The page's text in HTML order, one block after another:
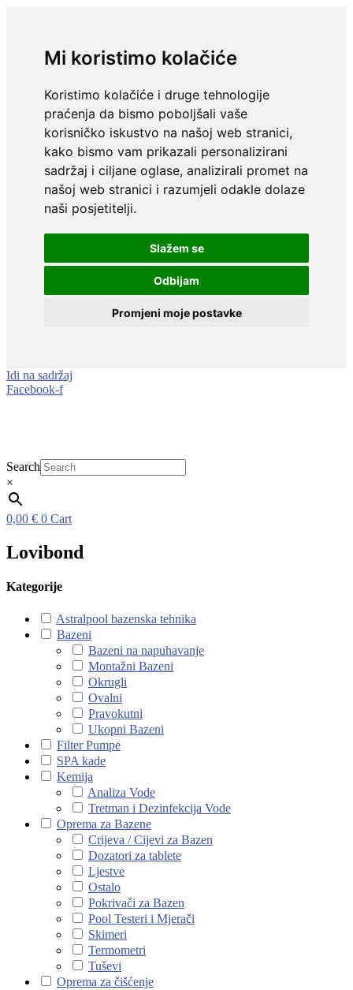
Mi koristimo kolačiće
Koristimo kolačiće i druge tehnologije
praćenja da bismo poboljšali vaše
korisničko iskustvo na našoj web stranici,
kako bismo vam prikazali personalizirani
sadržaj i ciljane oglase, analizirali promet na
našoj web stranici i razumjeli odakle dolaze
naši posjetitelji.
Slažem se
Odbijam
Promjeni moje postavke
Idi na sadržaj
Facebook-f
Search
×
0,00 € 0 Cart
Lovibond
Kategorije
Astralpool bazenska tehnika
Bazeni
Bazeni na napuhavanje
Montažni Bazeni
Okrugli
Ovalni
Pravokutni
Ukopni Bazeni
Filter Pumpe
SPA kade
Kemija
Analiza Vode
Tretman i Dezinfekcija Vode
Oprema za Bazene
Crijeva / Cijevi za Bazen
Dozatori za tablete
Ljestve
Ostalo
Pokrivači za Bazen
Pool Testeri i Mjerači
Skimeri
Termometri
Tuševi
Oprema za čišćenje